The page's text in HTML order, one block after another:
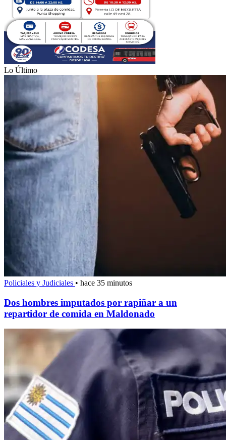
Lo Último
Policiales y Judiciales • hace 35 minutos
Dos hombres imputados por rapiñar a un
repartidor de comida en Maldonado